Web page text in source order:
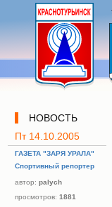
НОВОСТЬ
Пт 14.10.2005
ГАЗЕТА "ЗАРЯ УРАЛА"
Спортивный репортер
автор: palych
просмотров: 1881